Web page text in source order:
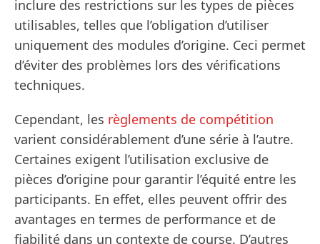
inclure des restrictions sur les types de pièces
utilisables, telles que l’obligation d’utiliser
uniquement des modules d’origine. Ceci permet
d’éviter des problèmes lors des vérifications
techniques.
Cependant, les règlements de compétition
varient considérablement d’une série à l’autre.
Certaines exigent l’utilisation exclusive de
pièces d’origine pour garantir l’équité entre les
participants. En effet, elles peuvent offrir des
avantages en termes de performance et de
fiabilité dans un contexte de course. D’autres